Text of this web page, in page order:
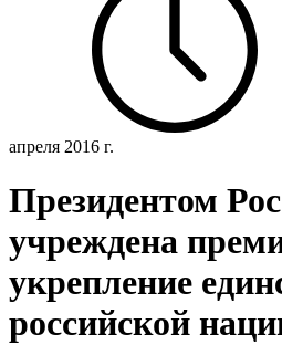
апреля 2016 г.
Президентом
учреждена
укрепление
российской